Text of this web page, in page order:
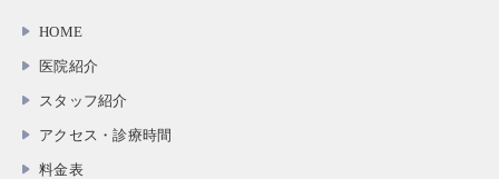
HOME
医院紹介
スタッフ紹介
アクセス・診療時間
料金表